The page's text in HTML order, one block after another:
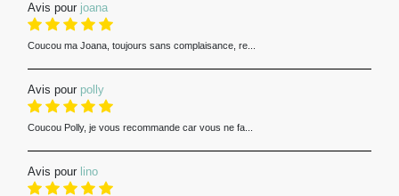
Avis pour joana
Coucou ma Joana, toujours sans complaisance, re...
Avis pour polly
Coucou Polly, je vous recommande car vous ne fa...
Avis pour lino